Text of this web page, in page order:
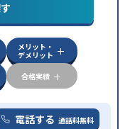
振替可能
利用オンライン対応1
メリット・
デメリット
合格実績
電話する 通話料無料